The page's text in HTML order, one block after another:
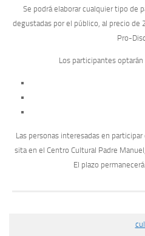
Se podrá elaborar cualquier tipo de
degustadas por el público, al precio de
Pro-
Los participantes
Las personas interesadas en
sita en el Centro Cultural Padre
El plazo